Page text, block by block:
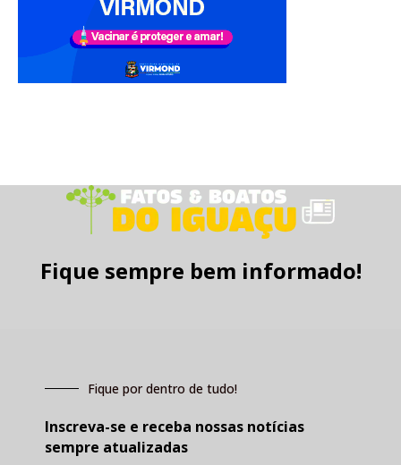
Fique sempre bem informado!
Fique por dentro de tudo!
Inscreva-se e receba nossas notícias
sempre atualizadas